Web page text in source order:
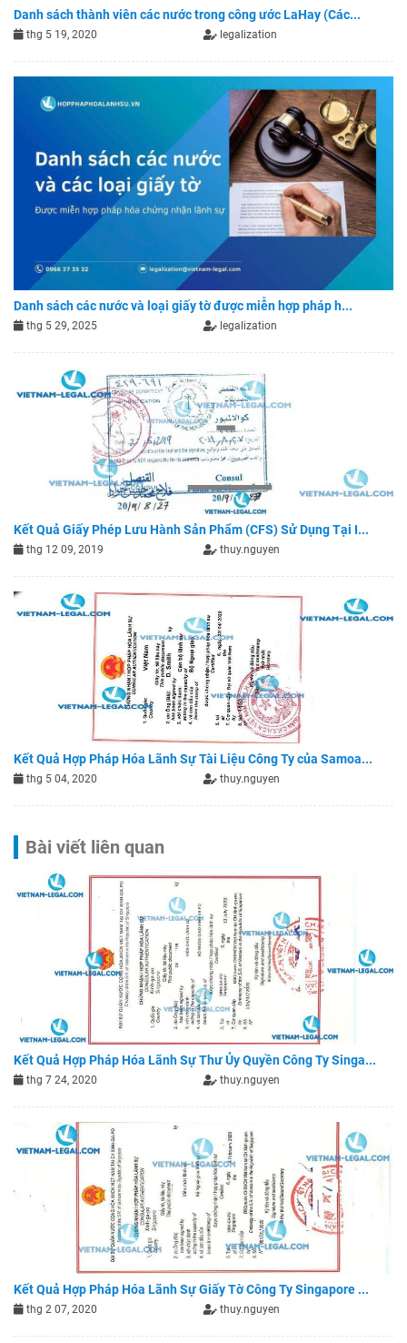
Danh sách thành viên các nước trong công ước LaHay (Các...
thg 5 19, 2020 legalization
Danh sách các nước và loại giấy tờ được miễn hợp pháp h...
thg 5 29, 2025 legalization
Kết Quả Giấy Phép Lưu Hành Sản Phẩm (CFS) Sử Dụng Tại I...
thg 12 09, 2019 thuy.nguyen
Kết Quả Hợp Pháp Hóa Lãnh Sự Tài Liệu Công Ty của Samoa...
thg 5 04, 2020 thuy.nguyen
Bài viết liên quan
Kết Quả Hợp Pháp Hóa Lãnh Sự Thư Ủy Quyền Công Ty Singa...
thg 7 24, 2020 thuy.nguyen
Kết Quả Hợp Pháp Hóa Lãnh Sự Giấy Tờ Công Ty Singapore ...
thg 2 07, 2020 thuy.nguyen